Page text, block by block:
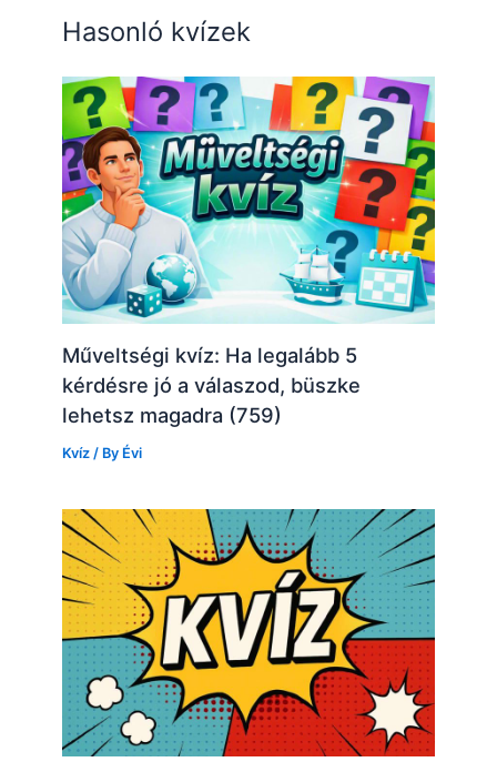
Hasonló kvízek
Műveltségi kvíz: Ha legalább 5
kérdésre jó a válaszod, büszke
lehetsz magadra (759)
Kvíz / By Évi